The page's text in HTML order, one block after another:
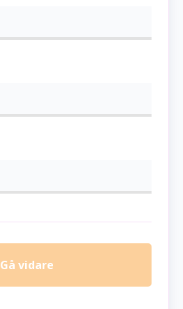
Gå vidare